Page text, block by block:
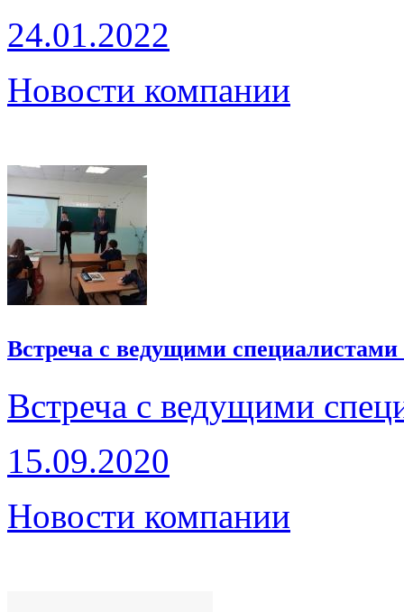
24.01.2022
Новости компании
Встреча с ведущими специалистами
Встреча с ведущими
15.09.2020
Новости компании